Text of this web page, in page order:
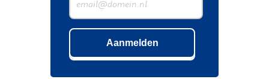
Aanmelden